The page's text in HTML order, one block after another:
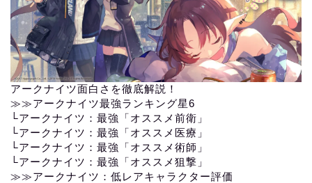
アークナイツ面白さを徹底解説！
≫≫アークナイツ最強ランキング星6
└アークナイツ：最強「オススメ前衛」
└アークナイツ：最強「オススメ医療」
└アークナイツ：最強「オススメ術師」
└アークナイツ：最強「オススメ狙撃」
≫≫アークナイツ：低レアキャラクター評価